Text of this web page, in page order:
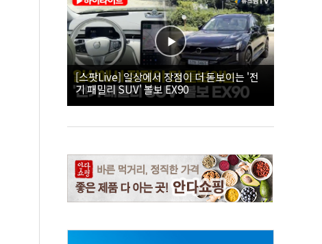
[스팟Live] 일상에서 장점이 더 돋보이는 '전
기 패밀리 SUV' 볼보 EX90